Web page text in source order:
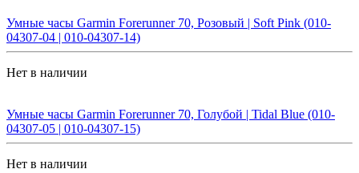
Умные часы Garmin Forerunner 70, Розовый | Soft Pink (010-
04307-04 | 010-04307-14)
Нет в наличии
Умные часы Garmin Forerunner 70, Голубой | Tidal Blue (010-
04307-05 | 010-04307-15)
Нет в наличии